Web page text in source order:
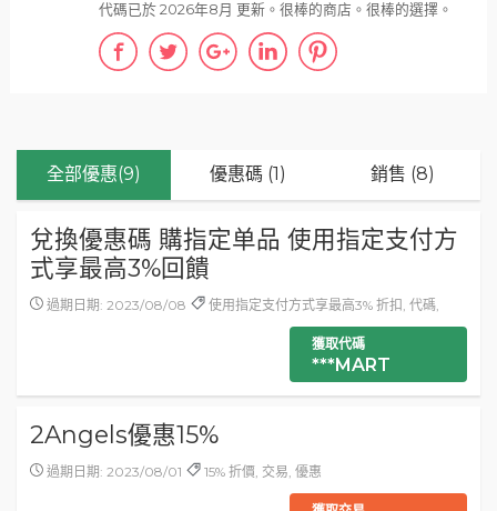
全部優惠(9) 優惠碼 (1) 銷售 (8)
兌換優惠碼 購指定单品 使用指定支付方
式享最高3%回饋
過期日期: 2023/08/08 使用指定支付方式享最高3% 折扣, 代碼,
獲取代碼
***MART
2Angels優惠15%
過期日期: 2023/08/01 15% 折價, 交易, 優惠
代碼已於 2026年8月 更新。很棒的商店。很棒的選擇。